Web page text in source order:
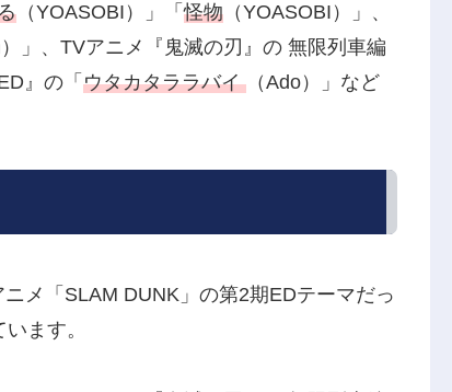
（YOASOBI）」「怪物 （YOASOBI）」、
）」、TVアニメ『鬼滅の刃』の 無限列車編
』の「 ウタカタララバイ （Ado）」など
メ「SLAM DUNK」の第2期EDテーマだっ
ます。